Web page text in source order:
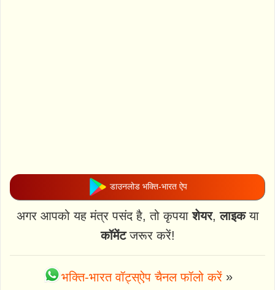
डाउनलोड भक्ति-भारत ऐप
अगर आपको यह मंत्र पसंद है, तो कृपयाशेयर,लाइकया
कॉमेंटजरूर करें!
भक्ति-भारत वॉट्स्ऐप चैनल फॉलो करें»